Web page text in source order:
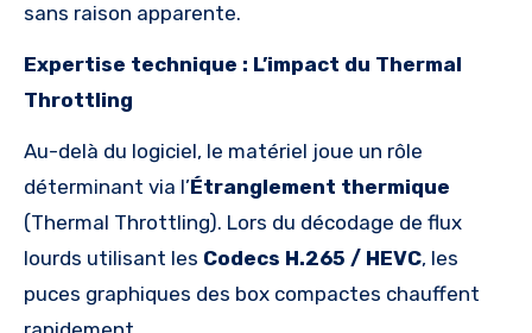
sans raison apparente.
Expertise technique : L’impact du Thermal
Throttling
Au-delà du logiciel, le matériel joue un rôle
déterminant via l’Étranglement thermique
(Thermal Throttling). Lors du décodage de flux
lourds utilisant les Codecs H.265 / HEVC, les
puces graphiques des box compactes chauffent